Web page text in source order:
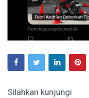
Silahkan kunjungi